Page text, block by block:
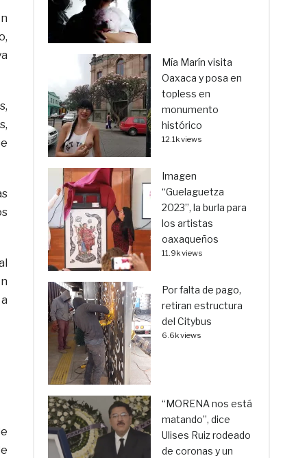
Mía Marín visita
Oaxaca y posa en
topless en
monumento
histórico
12.1k views
Imagen
“Guelaguetza
2023”, la burla para
los artistas
oaxaqueños
11.9k views
Por falta de pago,
retiran estructura
del Citybus
6.6k views
“MORENA nos está
matando”, dice
Ulises Ruiz rodeado
de coronas y un